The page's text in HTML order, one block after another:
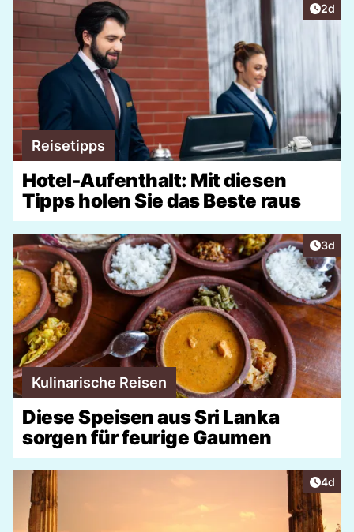
2d
Reisetipps
Hotel-Aufenthalt: Mit diesen
Tipps holen Sie das Beste raus
3d
Kulinarische Reisen
Diese Speisen aus Sri Lanka
sorgen für feurige Gaumen
4d